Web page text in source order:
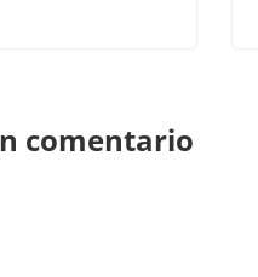
comentario